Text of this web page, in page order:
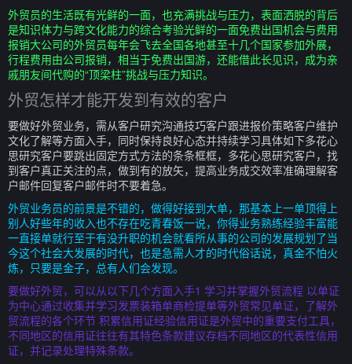
外贸员的生活既有光鲜的一面，也充满挑战与压力，表面洒脱的背后
是知识体力与跨文化能力的综合考验光鲜的一面免费出国机会与费用
报销大公司的外贸员每年会飞去全国各地甚至十几个国家参加外展，
行程费用由公司报销，相当于免费出国游，还能借此长见识，成为亲
戚朋友间代购的“顶梁柱”挑战与压力知识。
外贸怎样才能开发到有效的客户
要做好外贸业务，需从客户研究沟通技巧客户跟进报价策略客户维护
文化了解等方面入手，同时保持良好心态并持续学习具体如下多花心
思研究客户要跳出固定方式方法的条条框框，多花心思研究客户，找
到客户真正关注的点，做到有的放矢，提高业务成交效率准确理解客
户邮件回复客户邮件时不要着急。
外贸业务员的前景是不错的，做得好接到大单，那基本上一单顶得上
别人好些年的收入也不存在吃青春饭一说，你得业务熟练经验丰富能
一直接单就行至于有没升职的机会就看所从事的公司的发展规划了当
今这个社会大发展的时代，也是急需人才的时代俗话说，真金不怕火
炼，只要是金子，总有人们会发现。
要做好外贸，可以从以下几个方面入手1 学习并掌握外贸流程 以单证
为中心通过收集并学习发票装箱单商检提单等外贸常见单证，了解外
贸流程的各个环节 积累信用证经验信用证是外贸中的重要支付工具，
不同地区的信用证往往有其特色条款建议存档不同地区的代表性信用
证，并记录处理特殊条款。